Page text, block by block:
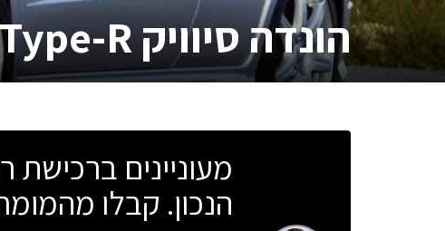
הונדה סיוויק Type-R
מעוניינים
הנכון. קבלו